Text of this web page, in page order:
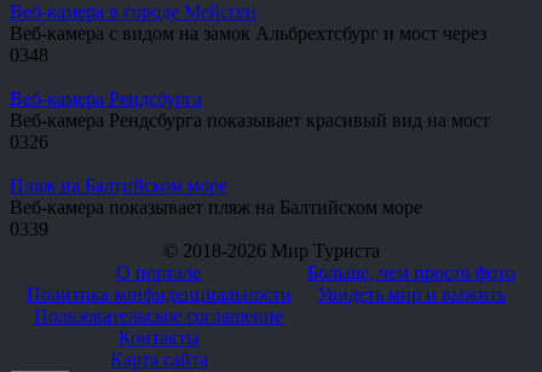
Веб-камера в городе Мейссен
Веб-камера с видом на замок Альбрехтсбург и мост через
0348
Веб-камера Рендсбурга
Веб-камера Рендсбурга показывает красивый вид на мост
0326
Пляж на Балтийском море
Веб-камера показывает пляж на Балтийском море
0339
© 2018-2026 Мир Туриста
О портале
Политика конфиденциальности
Пользовательское соглашение
Контакты
Карта сайта
Больше, чем просто фото
Увидеть мир и выжить